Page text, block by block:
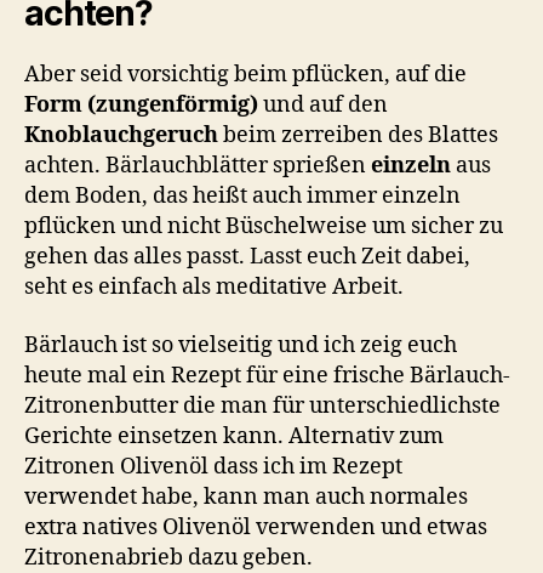
achten?
Aber seid vorsichtig beim pflücken, auf die
Form (zungenförmig)und auf den
Knoblauchgeruchbeim zerreiben des Blattes
achten. Bärlauchblätter sprießeneinzeln aus
dem Boden, das heißt auch immer einzeln
pflücken und nicht Büschelweise um sicher zu
gehen das alles passt. Lasst euch Zeit dabei,
seht es einfach als meditative Arbeit.
Bärlauch ist so vielseitig und ich zeig euch
heute mal ein Rezept für eine frische Bärlauch-
Zitronenbutter die man für unterschiedlichste
Gerichte einsetzen kann. Alternativ zum
Zitronen Olivenöl dass ich im Rezept
verwendet habe, kann man auch normales
extra natives Olivenöl verwenden und etwas
Zitronenabrieb dazu geben.